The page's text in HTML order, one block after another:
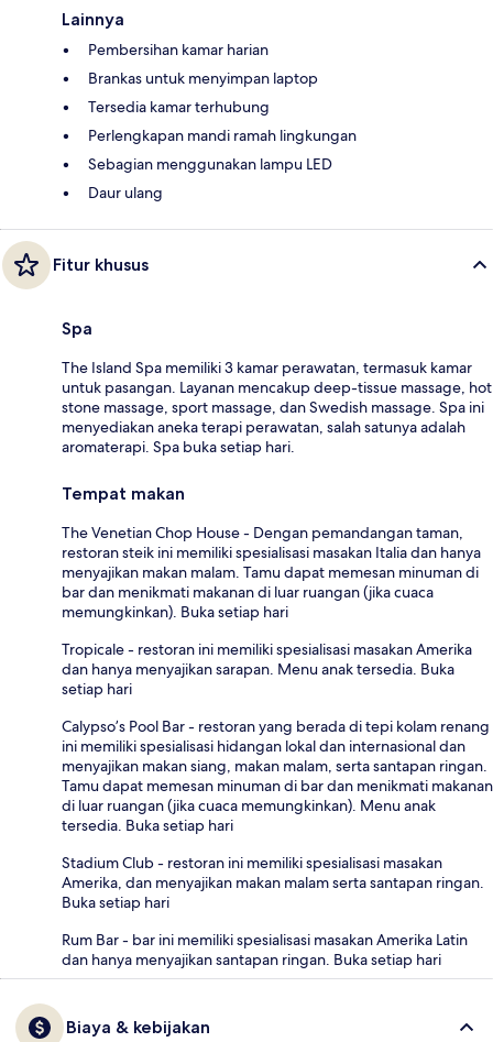
Lainnya
Pembersihan kamar harian
Brankas untuk menyimpan laptop
Tersedia kamar terhubung
Perlengkapan mandi ramah lingkungan
Sebagian menggunakan lampu LED
Daur ulang
Fitur khusus
Spa
The Island Spa memiliki 3 kamar perawatan, termasuk kamar
untuk pasangan. Layanan mencakup deep-tissue massage, hot
stone massage, sport massage, dan Swedish massage. Spa ini
menyediakan aneka terapi perawatan, salah satunya adalah
aromaterapi. Spa buka setiap hari.
Tempat makan
The Venetian Chop House - Dengan pemandangan taman,
restoran steik ini memiliki spesialisasi masakan Italia dan hanya
menyajikan makan malam. Tamu dapat memesan minuman di
bar dan menikmati makanan di luar ruangan (jika cuaca
memungkinkan). Buka setiap hari
Tropicale - restoran ini memiliki spesialisasi masakan Amerika
dan hanya menyajikan sarapan. Menu anak tersedia. Buka
setiap hari
Calypso’s Pool Bar - restoran yang berada di tepi kolam renang
ini memiliki spesialisasi hidangan lokal dan internasional dan
menyajikan makan siang, makan malam, serta santapan ringan.
Tamu dapat memesan minuman di bar dan menikmati makanan
di luar ruangan (jika cuaca memungkinkan). Menu anak
tersedia. Buka setiap hari
Stadium Club - restoran ini memiliki spesialisasi masakan
Amerika, dan menyajikan makan malam serta santapan ringan.
Buka setiap hari
Rum Bar - bar ini memiliki spesialisasi masakan Amerika Latin
dan hanya menyajikan santapan ringan. Buka setiap hari
Biaya & kebijakan